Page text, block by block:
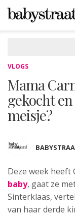
VLOGS
Mama
gekocht
meisje?
Deze week heeft
baby, gaat ze
Sinterklaas,
van haar derde